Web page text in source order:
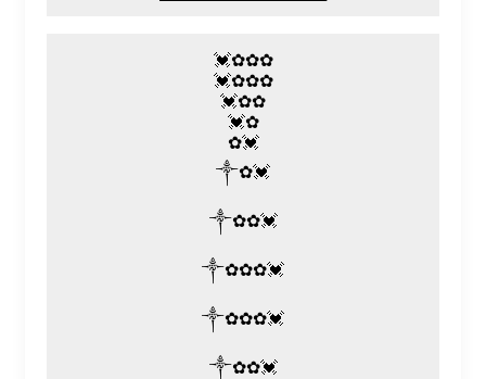
💓✿✿✿
💓✿✿✿
💓✿✿
💓✿
✿💓
༒✿💓
༒✿✿💓
༒✿✿✿💓
༒✿✿✿💓
༒✿✿💓